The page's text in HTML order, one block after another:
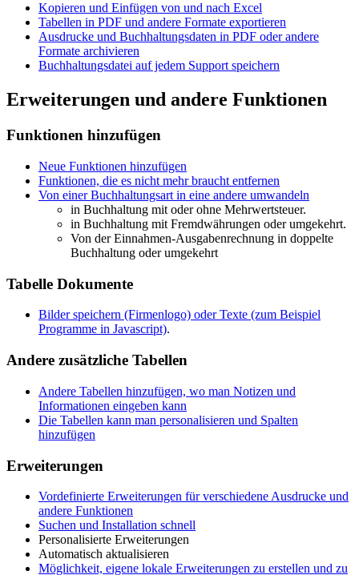
Kopieren und Einfügen von und nach Excel
Tabellen in PDF und andere Formate exportieren
Ausdrucke und Buchhaltungsdaten in PDF oder andere
Formate archivieren
Buchhaltungsdatei auf jedem Support speichern
Erweiterungen und andere Funktionen
Funktionen hinzufügen
Neue Funktionen hinzufügen
Funktionen, die es nicht mehr braucht entfernen
Von einer Buchhaltungsart in eine andere umwandeln
in Buchhaltung mit oder ohne Mehrwertsteuer.
in Buchhaltung mit Fremdwährungen oder umgekehrt.
Von der Einnahmen-Ausgabenrechnung in doppelte
Buchhaltung oder umgekehrt
Tabelle Dokumente
Bilder speichern (Firmenlogo) oder Texte (zum Beispiel
Programme in Javascript).
Andere zusätzliche Tabellen
Andere Tabellen hinzufügen, wo man Notizen und
Informationen eingeben kann
Die Tabellen kann man personalisieren und Spalten
hinzufügen
Erweiterungen
Vordefinierte Erweiterungen für verschiedene Ausdrucke und
andere Funktionen
Suchen und Installation schnell
Personalisierte Erweiterungen
Automatisch aktualisieren
Möglichkeit, eigene lokale Erweiterungen zu erstellen und zu